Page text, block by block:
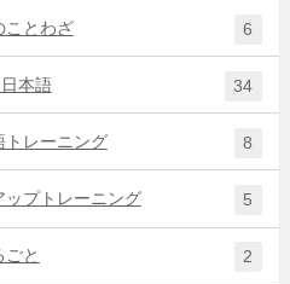
ことわざ 6
本語 34
トレーニング 8
ップトレーニング 5
ごと 2